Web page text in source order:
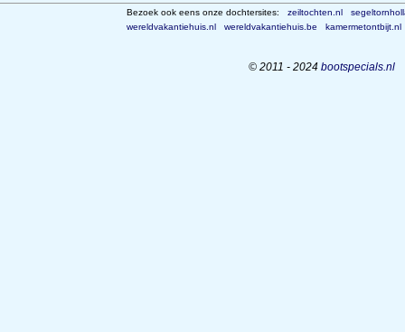
Bezoek ook eens onze dochtersites: zeiltochten.nl
wereldvakantiehuis.nl
wereldvakantiehuis.be kamermetontbijt.nl
© 2011 - 2024 bootspecials.nl